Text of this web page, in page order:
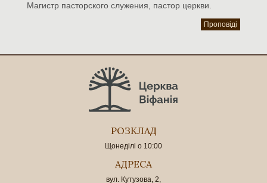
Магистр пасторского служения, пастор церкви.
Проповіді
РОЗКЛАД
Щонеділі о 10:00
АДРЕСА
вул. Кутузова, 2,